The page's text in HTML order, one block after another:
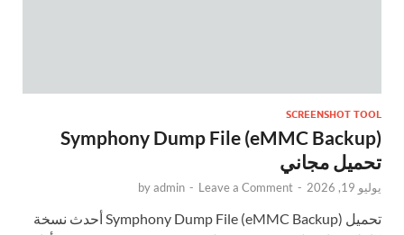
SCREENSHOT TOOL
Symphony Dump File (eMMC Backup)
تحميل مجاني
يوليو 19, 2026 -
byadmin - Leave a Comment
تحميل Symphony Dump File (eMMC Backup) أحدث نسخة